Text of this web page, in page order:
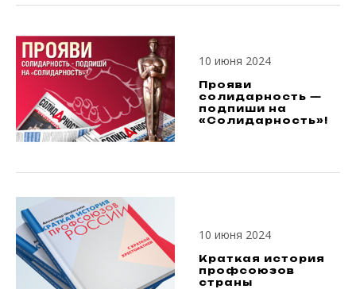
10 июня 2024
Прояви
солидарность —
подпиши на
«Солидарность»!
10 июня 2024
Краткая история
профсоюзов
страны